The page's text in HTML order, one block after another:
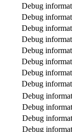
Debug
Debug
Debug
Debug
Debug
Debug
Debug
Debug
Debug
Debug
Debug
Debug